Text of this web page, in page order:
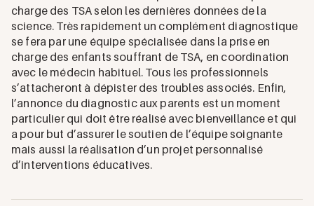
charge des TSA selon les dernières données de la
science. Très rapidement un complément diagnostique
se fera par une équipe spécialisée dans la prise en
charge des enfants souffrant de TSA, en coordination
avec le médecin habituel. Tous les professionnels
s’attacheront à dépister des troubles associés. Enfin,
l’annonce du diagnostic aux parents est un moment
particulier qui doit être réalisé avec bienveillance et qui
a pour but d’assurer le soutien de l’équipe soignante
mais aussi la réalisation d’un projet personnalisé
d’interventions éducatives.